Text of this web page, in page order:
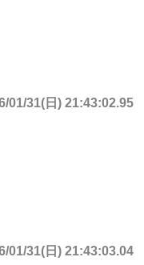
01/31(日) 21:43:02.95
01/31(日) 21:43:03.04